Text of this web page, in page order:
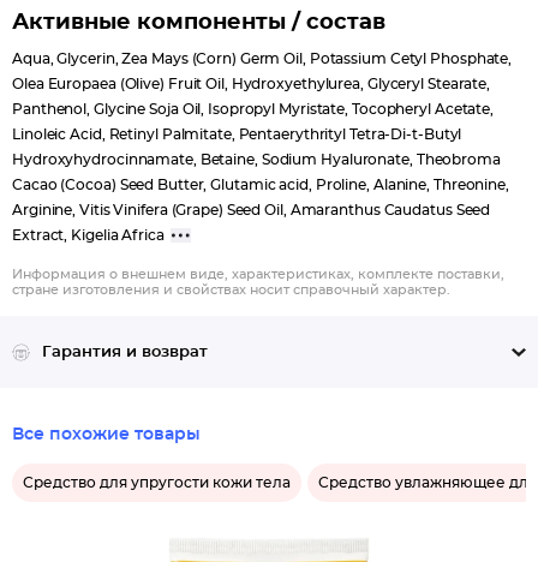
Активные компоненты / состав
Aqua, Glycerin, Zea Mays (Corn) Germ Oil, Potassium Cetyl Phosphate,
Olea Europaea (Olive) Fruit Oil, Hydroxyethylurea, Glyceryl Stearate,
Panthenol, Glycine Soja Oil, Isopropyl Myristate, Tocopheryl Acetate,
Linoleic Acid, Retinyl Palmitate, Pentaerythrityl Tetra-Di-t-Butyl
Hydroxyhydrocinnamate, Betaine, Sodium Hyaluronate, Theobroma
Cacao (Cocoa) Seed Butter, Glutamic acid, Proline, Alanine, Threonine,
Arginine, Vitis Vinifera (Grape) Seed Oil, Amaranthus Caudatus Seed
Extract, Kigelia Africa
Информация о внешнем виде, характеристиках, комплекте поставки,
стране изготовления и свойствах носит справочный характер.
Гарантия и возврат
Все похожие товары
Средство для упругости кожи тела Средство увлажняющее для